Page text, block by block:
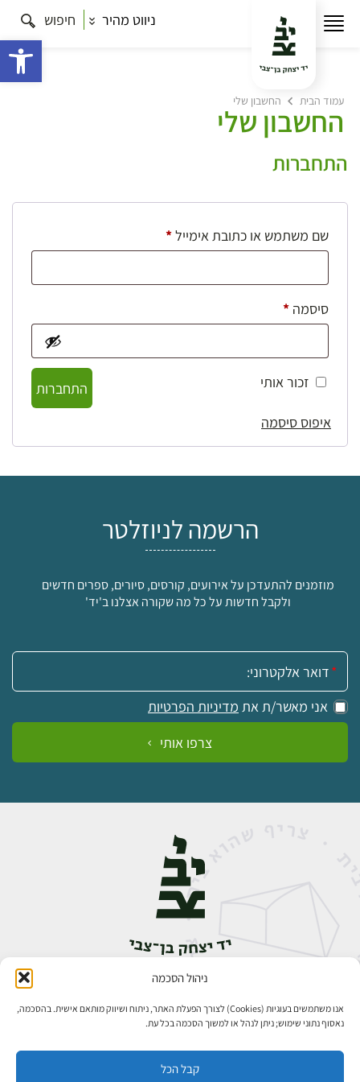
ניהול הסכמה
אנו משתמשים בעוגיות (Cookies) לצורך הפעלת האתר, ניתוח ושיווק מותאם אישית. בהסכמה,
נאסוף נתוני שימוש; ניתן לנהל או למשוך הסכמה בכל עת.
קבל הכל
ניווט מהיר חיפוש
עמוד הבית החשבון שלי
החשבון שלי
התחברות
שם משתמש או כתובת אימייל*חובה
סיסמה *חובה
זכור אותי
התחברות
איפוס סיסמה
הרשמה לניוזלטר
מוזמנים להתעדכן על אירועים, קורסים, סיורים, ספרים חדשים
ולקבל חדשות על כל מה שקורה אצלנו ב'יד'
אימייל:
אני מאשר/ת את מדיניות הפרטיות
צרפו אותי
אבן גבירול 14, רחביה, ירושלים